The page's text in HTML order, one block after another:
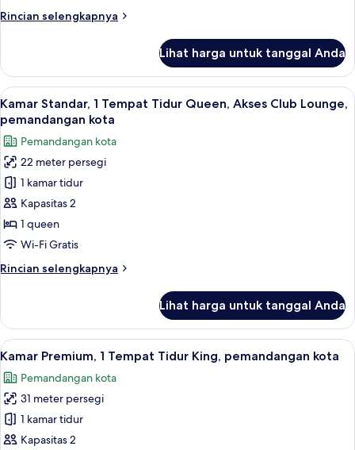
Queen,
Rincian selengkapnya
Rincian
Kamar
Standar,
1
Tempat
Tidur
Queen,
pemandangan
kota
Lihat harga untuk tanggal Anda
Lihat
semua
foto
untuk
Kamar
Standar,
1
Tempat
Tidur
Akses
pemandangan
kota
Kamar Standar, 1 Tempat Tidur
17
Kamar Standar, 1 Tempat Tidur Queen, Akses Club Lounge,
pemandangan kota
Pemandangan kota
22 meter persegi
1 kamar tidur
Kapasitas 2
1 queen
Wi-Fi Gratis
Rincian selengkapnya
Rincian
Kamar
Standar,
1
Tidur
Queen,
Akses
Club
Lounge,
Lihat harga untuk tanggal Anda
Lihat
semua
foto
untuk
Kamar
Premium,
Brankas, meja kerja, ruang kerja
7
Kamar Premium, 1 Tempat Tidur King, pemandangan kota
Pemandangan kota
31 meter persegi
1 kamar tidur
Kapasitas 2